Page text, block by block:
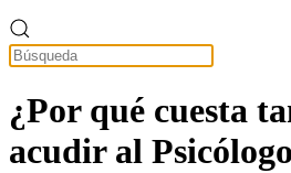
¿Por qué cuesta
acudir al